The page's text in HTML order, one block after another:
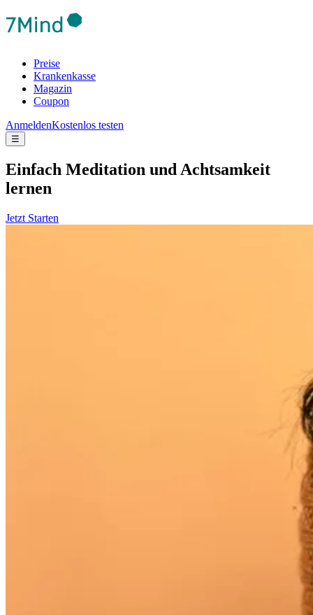
Preise
Krankenkasse
Magazin
Coupon
AnmeldenKostenlos testen
☰
Ein­fach Medi­ta­tion und Acht­sam­keit
lernen
Jetzt Starten